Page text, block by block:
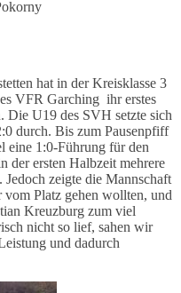
hat in der Kreisklasse 3
VFR Garching ihr erstes
Die U19 des SVH setzte sich
durch. Bis zum Pausenpfiff
eine 1:0-Führung für den
der ersten Halbzeit mehrere
zeigte die Mannschaft
vom Platz gehen wollten, und
Kreuzburg zum viel
nicht so lief, sahen wir
und dadurch